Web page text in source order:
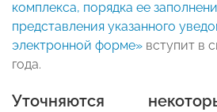
комплекса, порядка ее
представления указанного
электронной форме» вступит в
года.
Уточняются